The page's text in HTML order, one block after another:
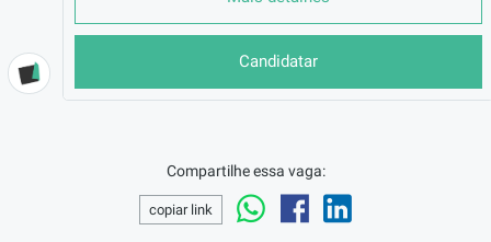
qualidade e eficiência construtiva.
Duque de Caxias/RJ
CONTRATO
CLT (Efetivo)
Candidatar
Compartilhe essa vaga:
copiar link